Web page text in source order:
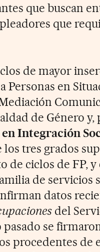
que buscan
que
de mayor
Personas en
de Género y,
Integración
tres grados
de ciclos de FP,
de servicios
datos
del
pasado se
procedentes de